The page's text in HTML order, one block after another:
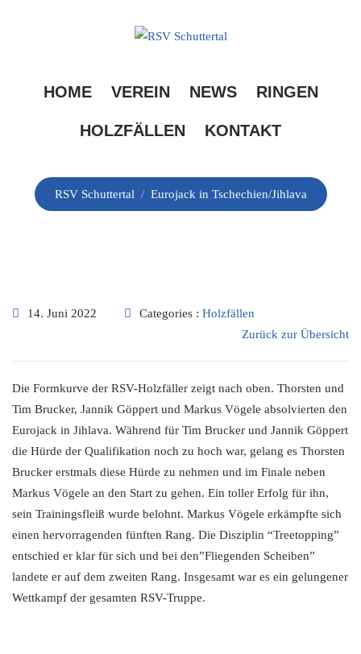
HOME VEREIN NEWS RINGEN
HOLZFÄLLEN KONTAKT
Tschechien/Jihlava
RSV Schuttertal / Eurojack in Tschechien/Jihlava
14. Juni 2022 Categories : Holzfällen
Zurück zur Übersicht
Die Formkurve der RSV-Holzfäller zeigt nach oben. Thorsten und
Tim Brucker, Jannik Göppert und Markus Vögele absolvierten den
Eurojack in Jihlava. Während für Tim Brucker und Jannik Göppert
die Hürde der Qualifikation noch zu hoch war, gelang es Thorsten
Brucker erstmals diese Hürde zu nehmen und im Finale neben
Markus Vögele an den Start zu gehen. Ein toller Erfolg für ihn,
sein Trainingsfleiß wurde belohnt. Markus Vögele erkämpfte sich
einen hervorragenden fünften Rang. Die Disziplin “Treetopping”
entschied er klar für sich und bei den”Fliegenden Scheiben”
landete er auf dem zweiten Rang. Insgesamt war es ein gelungener
Wettkampf der gesamten RSV-Truppe.